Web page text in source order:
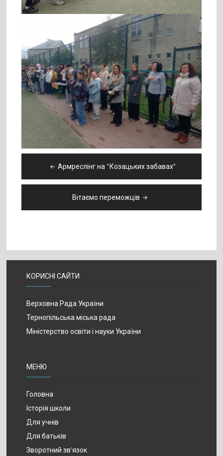
записівАрмреслінг на “Козацьких забавах”
Вітаємо переможців
КОРИСНІ САЙТИ
Верховна Рада України
Тернопільська міська рада
Міністерство освіти і науки України
МЕНЮ
Головна
Історія школи
Для учнів
Для батьків
Зворотний зв’язок